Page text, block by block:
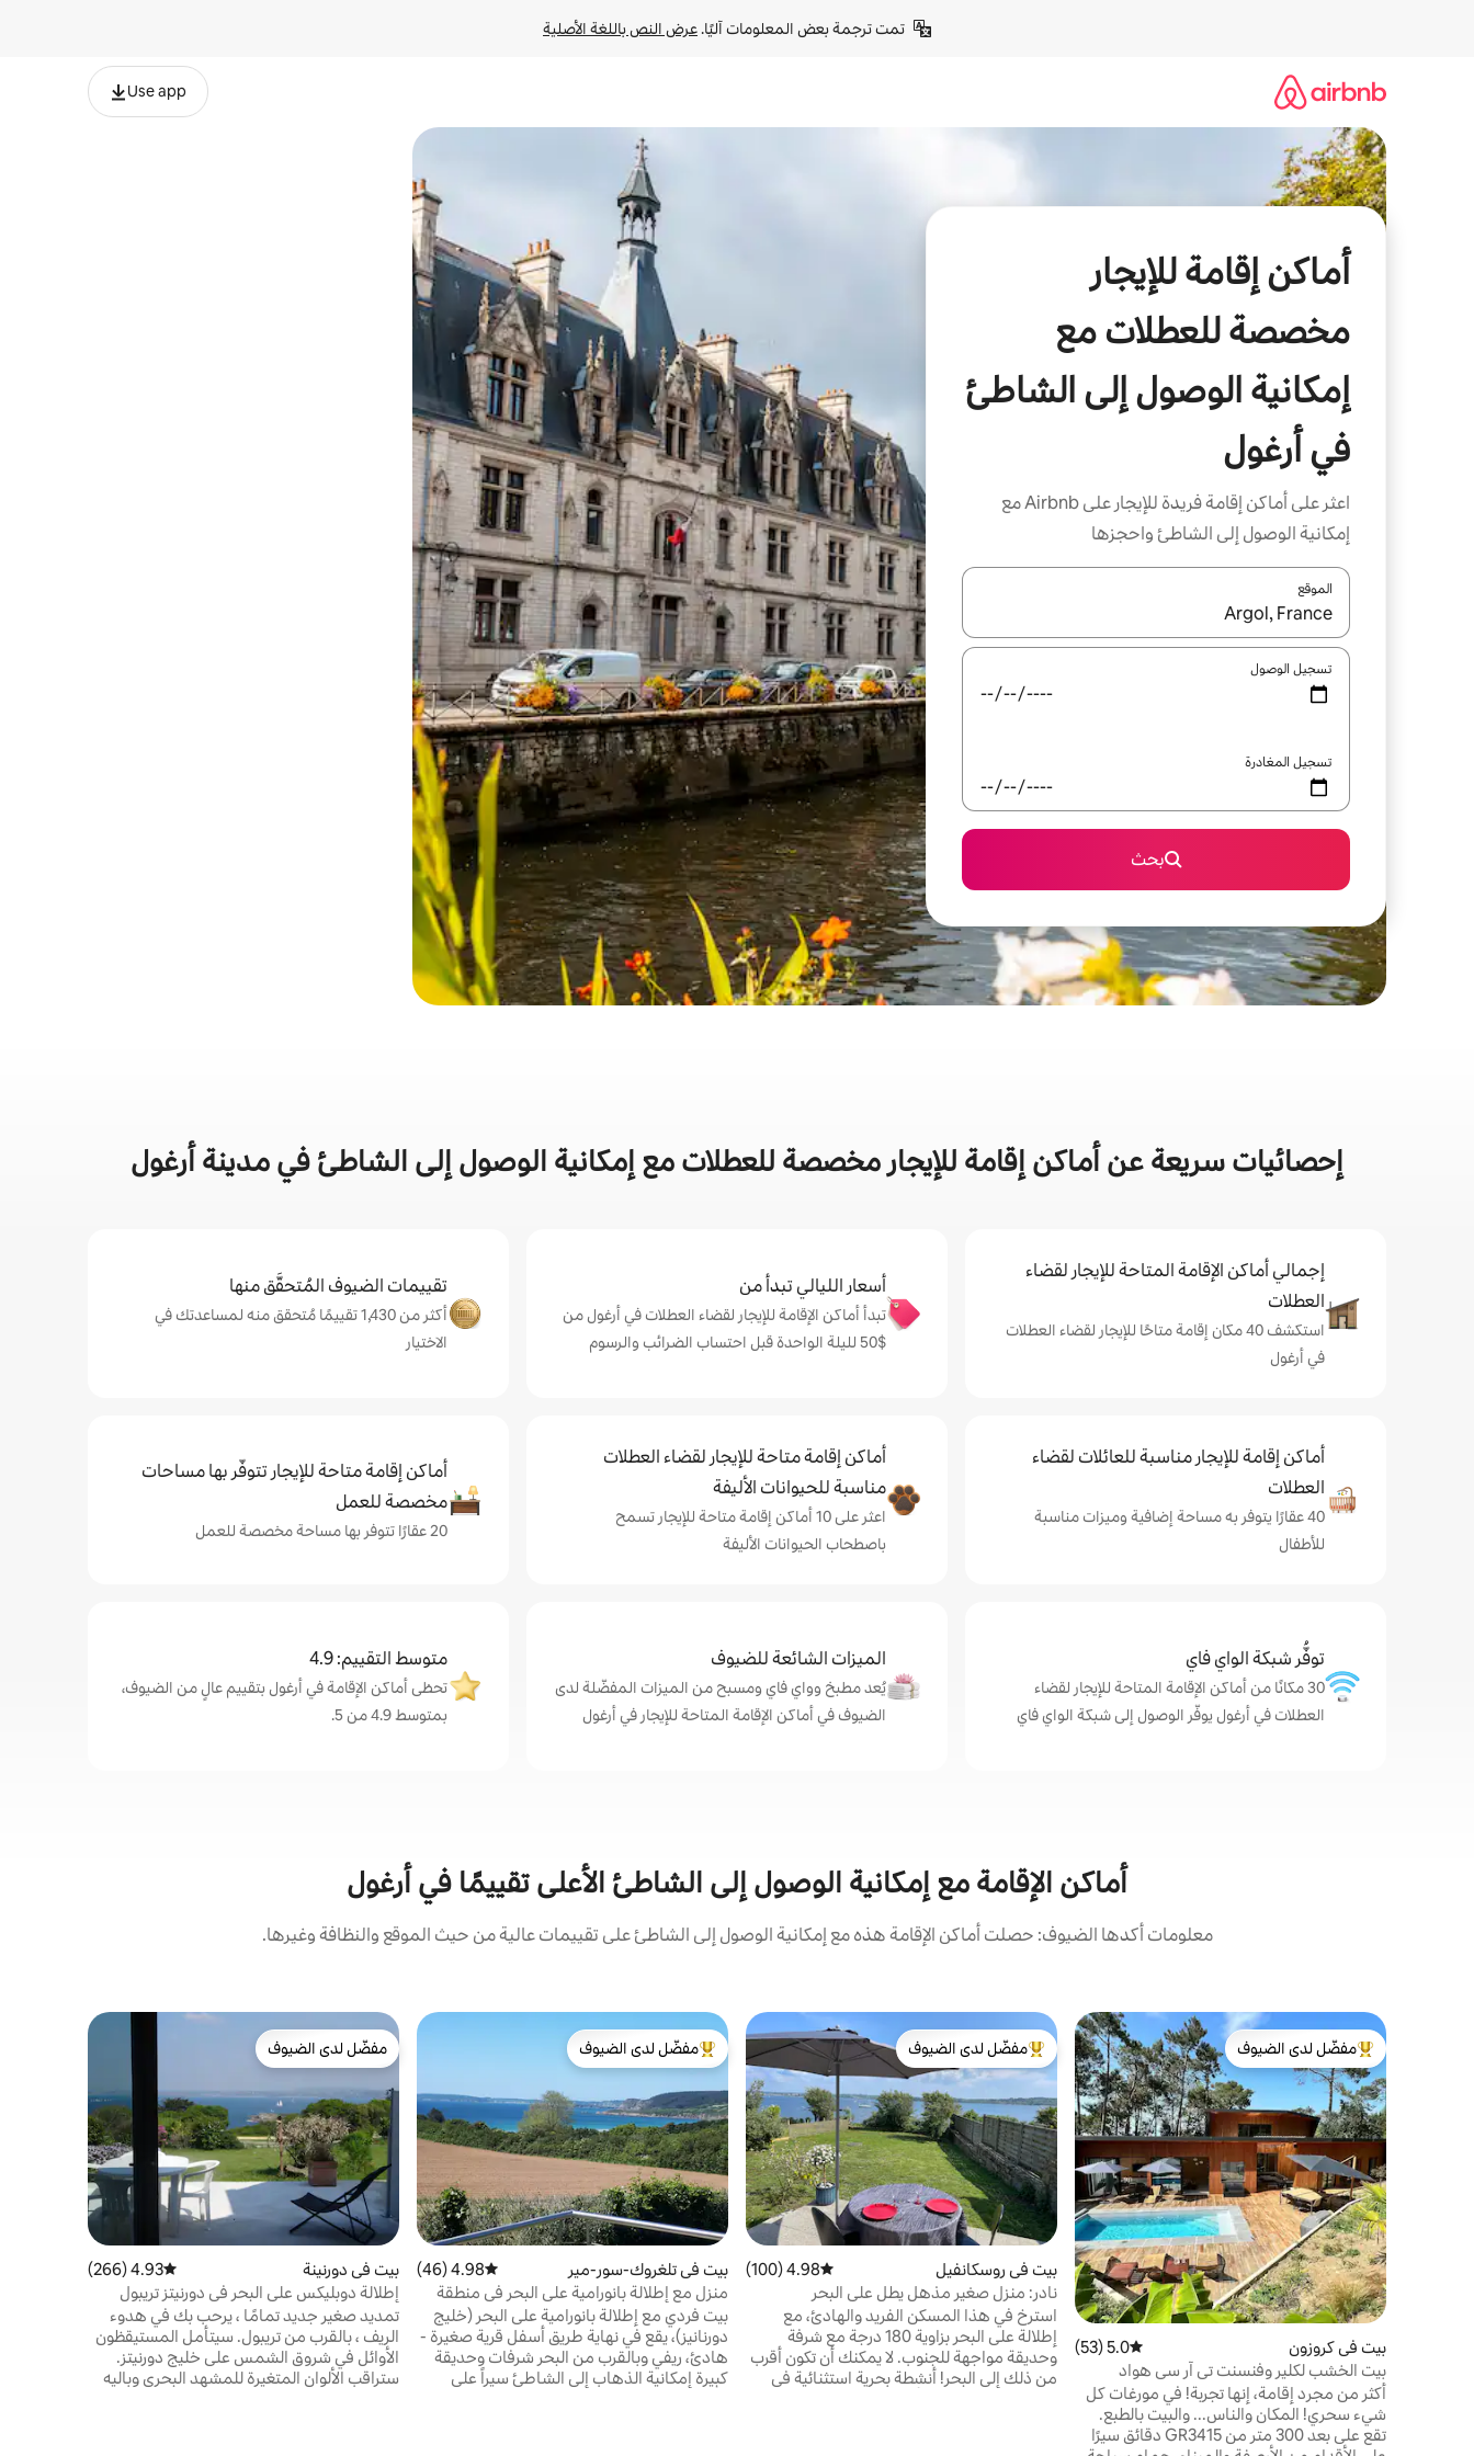
تمت ترجمة بعض المعلومات آليًا. عرض النص باللغة الأصلية
Use app
أماكن إقامة للإيجار
مخصصة للعطلات مع
إمكانية الوصول إلى الشاطئ
في أرغول
اعثر على أماكن إقامة فريدة للإيجار على Airbnb مع
إمكانية الوصول إلى الشاطئ واحجزها
الموقع
عند توفر النتائج، انتقل باستخدام السهمين لأعلى ولأسفل أو استكشف عن طريق اللمس أو السحب.
تسجيل الوصول
تسجيل المغادرة
بحث
إحصائيات سريعة عن أماكن إقامة للإيجار مخصصة للعطلات مع إمكانية الوصول إلى الشاطئ في مدينة أرغول
إجمالي أماكن الإقامة المتاحة للإيجار لقضاء
العطلات
استكشف 40 مكان إقامة متاحًا للإيجار لقضاء العطلات
في أرغول
أسعار الليالي تبدأ من
تبدأ أماكن الإقامة للإيجار لقضاء العطلات في أرغول من
$‏50 لليلة الواحدة قبل احتساب الضرائب والرسوم
تقييمات الضيوف المُتحقَّق منها
أكثر من 1,430 تقييمًا مُتحقق منه لمساعدتك في
الاختيار
أماكن إقامة للإيجار مناسبة للعائلات لقضاء
العطلات
40 عقارًا يتوفر به مساحة إضافية وميزات مناسبة
للأطفال
أماكن إقامة متاحة للإيجار لقضاء العطلات
مناسبة للحيوانات الأليفة
اعثر على 10 أماكن إقامة متاحة للإيجار تسمح
باصطحاب الحيوانات الأليفة
أماكن إقامة متاحة للإيجار تتوفّر بها مساحات
مخصصة للعمل
20 عقارًا تتوفر بها مساحة مخصصة للعمل
توفُّر شبكة الواي فاي
30 مكانًا من أماكن الإقامة المتاحة للإيجار لقضاء
العطلات في أرغول يوفّر الوصول إلى شبكة الواي فاي
الميزات الشائعة للضيوف
يُعد مطبخ وواي فاي ومسبح من الميزات المفضّلة لدى
الضيوف في أماكن الإقامة المتاحة للإيجار في أرغول
متوسط التقييم: 4.9
تحظى أماكن الإقامة في أرغول بتقييم عالٍ من الضيوف،
بمتوسط 4.9 من 5.
أماكن الإقامة مع إمكانية الوصول إلى الشاطئ الأعلى تقييمًا في أرغول
معلومات أكدها الضيوف: حصلت أماكن الإقامة هذه مع إمكانية الوصول إلى الشاطئ على تقييمات عالية من حيث الموقع والنظافة وغيرها.
من أبرز البيوت المفضّلة لدى الضيوف
مفضّل لدى الضيوف
بيت في كروزون متوسط التقييم 5.0 من 5، 53 مراجعات
5.0 (53)
بيت الخشب لكلير وفنسنت تي آر سي هواد
أكثر من مجرد إقامة، إنها تجربة! في مورغات كل
شيء سحري! المكان والناس... والبيت بالطبع.
تقع على بعد 300 متر من GR3415 دقائق سيرًا
من أبرز البيوت المفضّلة لدى الضيوف
مفضّل لدى الضيوف
بيت في روسكانفيل متوسط التقييم 4.98 من 5، 100 مراجعات
4.98 (100)
نادر: منزل صغير مذهل يطل على البحر
استرخ في هذا المسكن الفريد والهادئ، مع
إطلالة على البحر بزاوية 180 درجة مع شرفة
وحديقة مواجهة للجنوب. لا يمكنك أن تكون أقرب
من ذلك إلى البحر! أنشطة بحرية استثنائية في
من أبرز البيوت المفضّلة لدى الضيوف
مفضّل لدى الضيوف
بيت في تلغروك-سور-مير متوسط التقييم 4.98 من 5، 46 مراجعات
4.98 (46)
منزل مع إطلالة بانورامية على البحر في منطقة
هادئة
بيت فردي مع إطلالة بانورامية على البحر (خليج
دورنانيز)، يقع في نهاية طريق أسفل قرية صغيرة -
هادئ، ريفي وبالقرب من البحر شرفات وحديقة
كبيرة إمكانية الذهاب إلى الشاطئ سيراً على
مفضّل لدى الضيوف
مفضّل لدى الضيوف
بيت في دورنينة متوسط التقييم 4.93 من 5، 266 مراجعات
4.93 (266)
إطلالة دوبليكس على البحر في دورنيتز تريبول
تمديد صغير جديد تمامًا ، يرحب بك في هدوء
الريف ، بالقرب من تريبول. سيتأمل المستيقظون
الأوائل في شروق الشمس على خليج دورنيتز.
ستراقب الألوان المتغيرة للمشهد البحري وباليه